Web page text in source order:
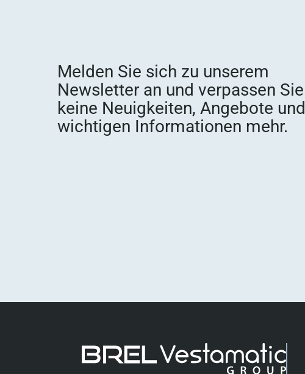
Melden Sie sich zu unserem
Newsletter an und verpassen Sie
keine Neuigkeiten, Angebote und
wichtigen Informationen mehr.